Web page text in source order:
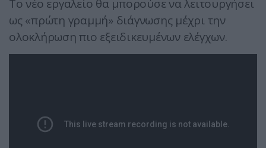
Το νέο εργαλείο θα μπορούσε να λειτουργήσει
ως «πρώτη γραμμή» διάγνωσης μέχρι την
ολοκλήρωση πιο εξειδικευμένων ελέγχων.